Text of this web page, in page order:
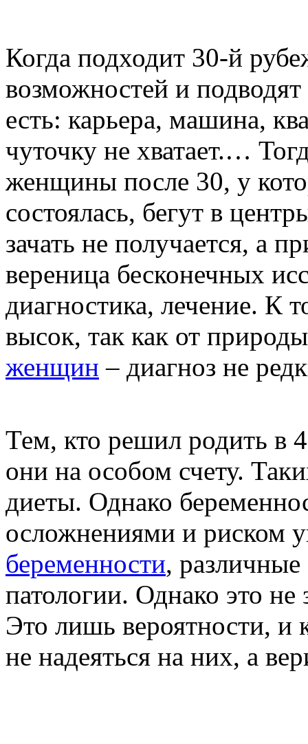
Когда подходит 30-й
возможностей и
есть: карьера, машина,
чуточку не хватает.…
женщины после 30, у
состоялась, бегут в
зачать не получается, а
вереница бесконечных
диагностика, лечение. К
высок, так как от
женщин – диагноз не
Тем, кто решил родить в
они на особом счету.
диеты. Однако
осложнениями и риском
беременности,
патологии. Однако это не
Это лишь вероятности,
не надеяться на них, а